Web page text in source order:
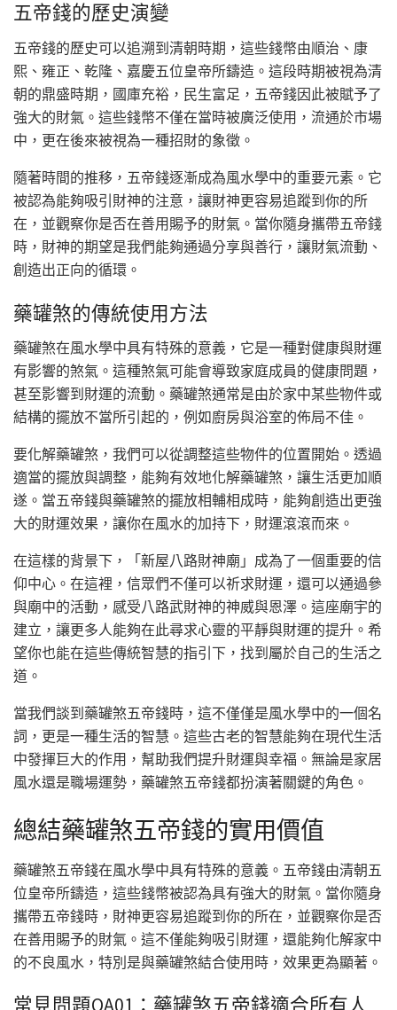
五帝錢的歷史演變
五帝錢的歷史可以追溯到清朝時期，這些錢幣由順治、康
熙、雍正、乾隆、嘉慶五位皇帝所鑄造。這段時期被視為清
朝的鼎盛時期，國庫充裕，民生富足，五帝錢因此被賦予了
強大的財氣。這些錢幣不僅在當時被廣泛使用，流通於市場
中，更在後來被視為一種招財的象徵。
隨著時間的推移，五帝錢逐漸成為風水學中的重要元素。它
被認為能夠吸引財神的注意，讓財神更容易追蹤到你的所
在，並觀察你是否在善用賜予的財氣。當你隨身攜帶五帝錢
時，財神的期望是我們能夠通過分享與善行，讓財氣流動、
創造出正向的循環。
藥罐煞的傳統使用方法
藥罐煞在風水學中具有特殊的意義，它是一種對健康與財運
有影響的煞氣。這種煞氣可能會導致家庭成員的健康問題，
甚至影響到財運的流動。藥罐煞通常是由於家中某些物件或
結構的擺放不當所引起的，例如廚房與浴室的佈局不佳。
要化解藥罐煞，我們可以從調整這些物件的位置開始。透過
適當的擺放與調整，能夠有效地化解藥罐煞，讓生活更加順
遂。當五帝錢與藥罐煞的擺放相輔相成時，能夠創造出更強
大的財運效果，讓你在風水的加持下，財運滾滾而來。
在這樣的背景下，「新屋八路財神廟」成為了一個重要的信
仰中心。在這裡，信眾們不僅可以祈求財運，還可以通過參
與廟中的活動，感受八路武財神的神威與恩澤。這座廟宇的
建立，讓更多人能夠在此尋求心靈的平靜與財運的提升。希
望你也能在這些傳統智慧的指引下，找到屬於自己的生活之
道。
當我們談到藥罐煞五帝錢時，這不僅僅是風水學中的一個名
詞，更是一種生活的智慧。這些古老的智慧能夠在現代生活
中發揮巨大的作用，幫助我們提升財運與幸福。無論是家居
風水還是職場運勢，藥罐煞五帝錢都扮演著關鍵的角色。
總結藥罐煞五帝錢的實用價值
藥罐煞五帝錢在風水學中具有特殊的意義。五帝錢由清朝五
位皇帝所鑄造，這些錢幣被認為具有強大的財氣。當你隨身
攜帶五帝錢時，財神更容易追蹤到你的所在，並觀察你是否
在善用賜予的財氣。這不僅能夠吸引財運，還能夠化解家中
的不良風水，特別是與藥罐煞結合使用時，效果更為顯著。